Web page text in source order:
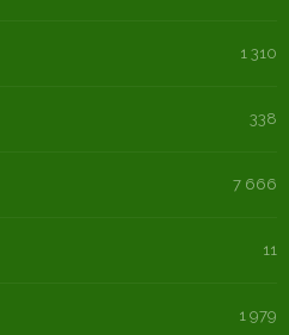
1 310
338
7 666
11
1 979